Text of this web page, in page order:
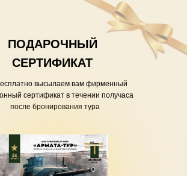
ПОДАРОЧНЫЙ
СЕРТИФИКАТ
высылаем вам фирменный
сертификат в течении получаса
после бронирования тура